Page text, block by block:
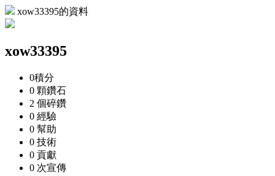
xow33395的資料
xow33395
0積分
0 顆鑽石
2 個碎鑽
0 經驗
0 幫助
0 技術
0 貢獻
0 次宣傳